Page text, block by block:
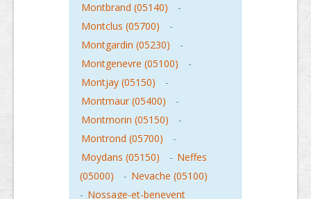
Montbrand (05140)
-
Montclus (05700)
-
Montgardin (05230)
-
Montgenevre (05100)
-
Montjay (05150)
-
Montmaur (05400)
-
Montmorin (05150)
-
Montrond (05700)
-
Moydans (05150)
- Neffes
(05000)
- Nevache (05100)
- Nossage-et-benevent